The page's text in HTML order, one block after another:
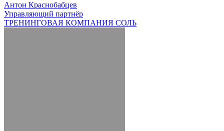
Антон Краснобабцев
Управляющий партнёр
ТРЕНИНГОВАЯ КОМПАНИЯ СОЛЬ